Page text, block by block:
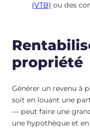
(VTB) ou des
propriété
Générer un revenu à
soit en louant une
— peut faire une
une hypothèque et